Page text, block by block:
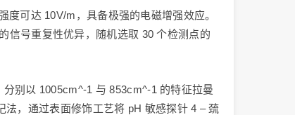
可达 10V/m，具备极强的电磁增强效应。
信号重复性优异，随机选取 30 个检测点的
别以 1005cm^-1 与 853cm^-1 的特征拉曼
，通过表面修饰工艺将 pH 敏感探针 4 – 巯